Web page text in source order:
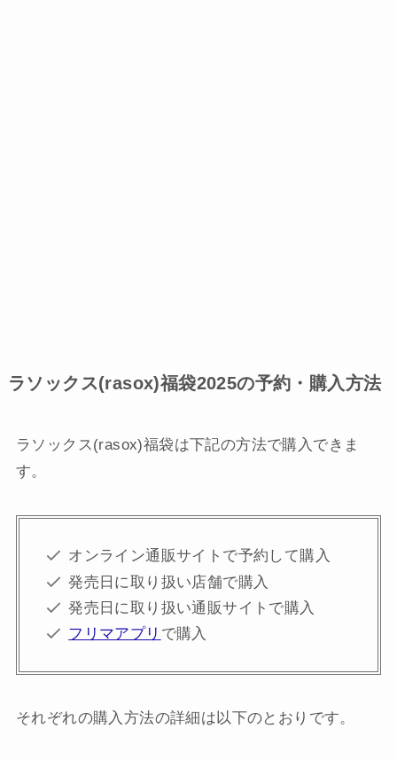
ラソックス(rasox)福袋2025の予約・購入方法
ラソックス(rasox)福袋は下記の方法で購入できま
す。
オンライン通販サイトで予約して購入
発売日に取り扱い店舗で購入
発売日に取り扱い通販サイトで購入
フリマアプリ で購入
それぞれの購入方法の詳細は以下のとおりです。